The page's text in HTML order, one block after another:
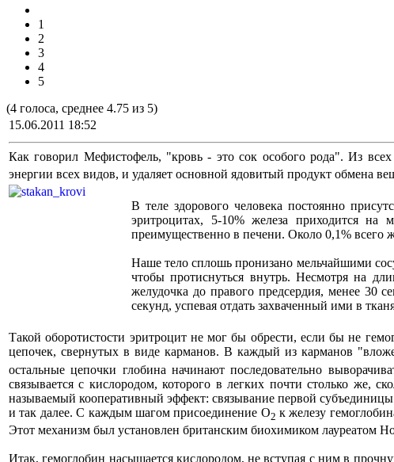
1
2
3
4
5
(4 голоса, среднее 4.75 из 5)
15.06.2011 18:52
Как говорил Мефистофель, "кровь - это сок особого рода". Из
энергии всех видов, и удаляет основной ядовитый продукт обмена
В теле здорового человека постоянно
эритроцитах, 5-10% железа приходится на
преимущественно в печени. Около 0,1% всего
Наше тело сплошь пронизано мельчайшими
чтобы протиснуться внутрь. Несмотря на
желудочка до правого предсердия, менее 30
секунд, успевая отдать захваченный ими в
Такой оборотистости эритроцит не мог бы обрести, если бы не
цепочек, свернутых в виде карманов. В каждый из карманов
остальные цепочки глобина начинают последовательно
связывается с кислородом, которого в легких почти столько же,
называемый кооперативный эффект: связывание первой
и так далее. С каждым шагом присоединение О2 к железу
Этот механизм был установлен британским биохимиком лауреатом
Итак, гемоглобин насыщается кислородом, не вступая с ним в